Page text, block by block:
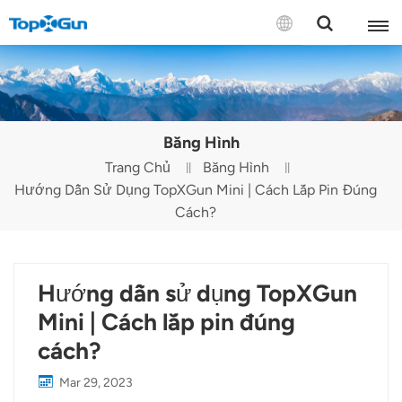
LIÊN HỆ VỚI CHÚNG TÔI
English
Español
Русский
Türkçe
Băng Hình
Trang Chủ
Băng Hình
Hướng Dẫn Sử Dụng TopXGun Mini | Cách Lắp Pin Đúng
Cách?
Hướng dẫn sử dụng TopXGun
Mini | Cách lắp pin đúng
cách?
Mar 29, 2023